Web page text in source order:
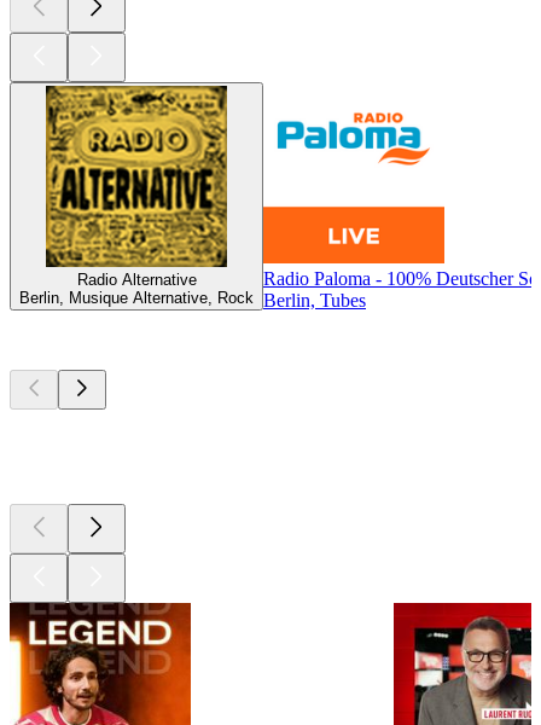
Radio Alternative
Berlin, Musique Alternative, Rock
Radio Paloma - 100% Deutscher
Berlin, Tubes